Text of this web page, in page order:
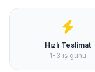
Hızlı Teslimat
1-3 iş günü